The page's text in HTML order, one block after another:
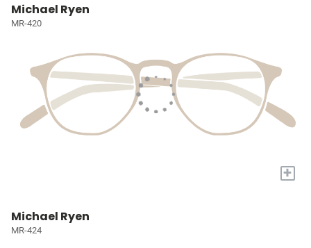
Michael Ryen
MR-420
+
Michael Ryen
MR-424